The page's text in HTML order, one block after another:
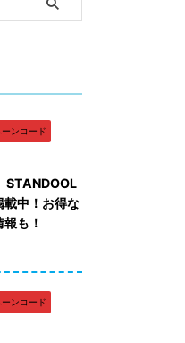
ンコード
STANDOOL
載中！お得な
も！
ンコード